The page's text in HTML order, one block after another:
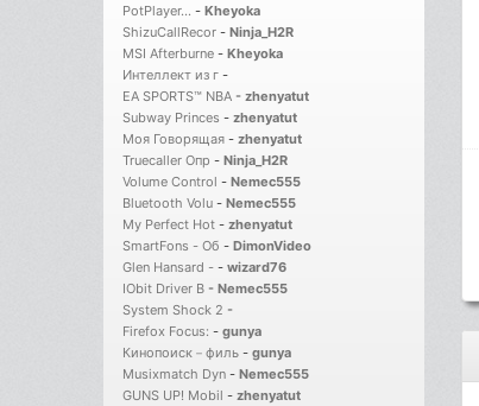
PotPlayer... - Kheyoka
ShizuCallRecor - Ninja_H2R
MSI Afterburne - Kheyoka
Интеллект из г -
EA SPORTS™ NBA - zhenyatut
Subway Princes - zhenyatut
Моя Говорящая - zhenyatut
Truecaller Опр - Ninja_H2R
Volume Control - Nemec555
Bluetooth Volu - Nemec555
My Perfect Hot - zhenyatut
SmartFons - Об - DimonVideo
Glen Hansard - - wizard76
IObit Driver B - Nemec555
System Shock 2 -
Firefox Focus: - gunya
Кинопоиск－филь - gunya
Musixmatch Dyn - Nemec555
GUNS UP! Mobil - zhenyatut